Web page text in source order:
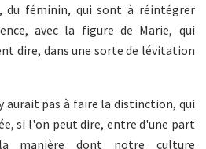
du féminin, qui sont à réintégrer
avec la figure de Marie, qui
dire, dans une sorte de lévitation
aurait pas à faire la distinction, qui
si l'on peut dire, entre d'une part
manière dont notre culture